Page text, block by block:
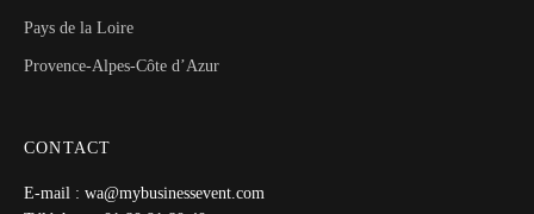
Pays de la Loire
Provence-Alpes-Côte d’Azur
CONTACT
E-mail : wa@mybusinessevent.com